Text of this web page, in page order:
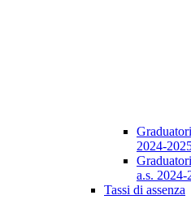
2024-
a.s.
Tassi di assenza